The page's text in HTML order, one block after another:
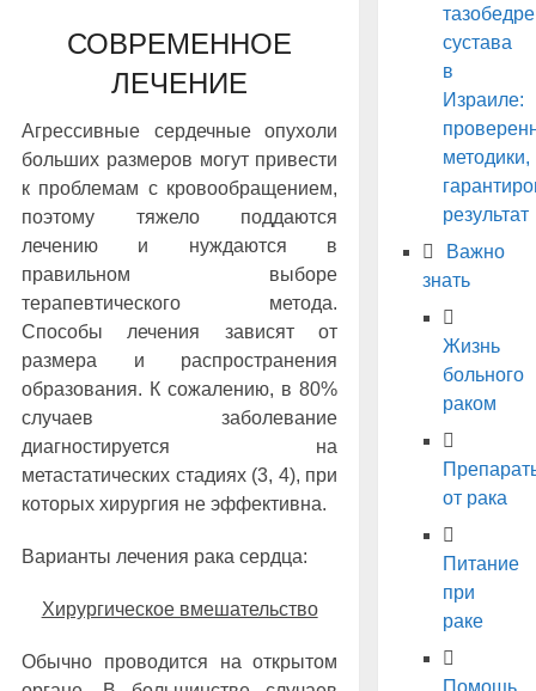
СОВРЕМЕННОЕ
ЛЕЧЕНИЕ
Агрессивные сердечные опухоли
больших размеров могут привести
к проблемам с кровообращением,
поэтому тяжело поддаются
лечению и нуждаются в
правильном выборе
терапевтического метода.
Способы лечения зависят от
размера и распространения
образования. К сожалению, в 80%
случаев заболевание
диагностируется на
метастатических стадиях (3, 4), при
которых хирургия не эффективна.
Варианты лечения рака сердца:
Хирургическое вмешательство
Обычно проводится на открытом
сустава
в
Израиле:
методики,
результат
Важно
знать
Жизнь
больного
раком
от рака
Питание
при
раке